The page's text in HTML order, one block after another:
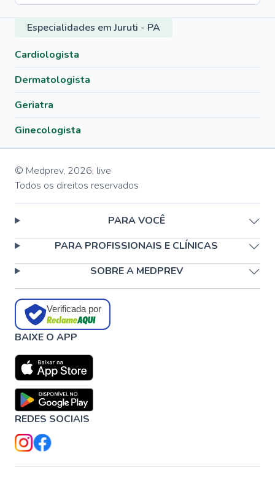
Especialidades em Juruti - PA
Cardiologista
Dermatologista
Geriatra
Ginecologista
© Medprev, 2026, live
Todos os direitos reservados
PARA VOCÊ
PARA PROFISSIONAIS E CLÍNICAS
SOBRE A MEDPREV
Verificada por
BAIXE O APP
REDES SOCIAIS